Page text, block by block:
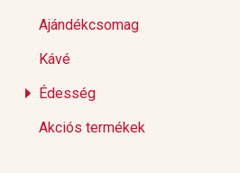
Ajándékcsomag
Kávé
Édesség
Akciós termékek